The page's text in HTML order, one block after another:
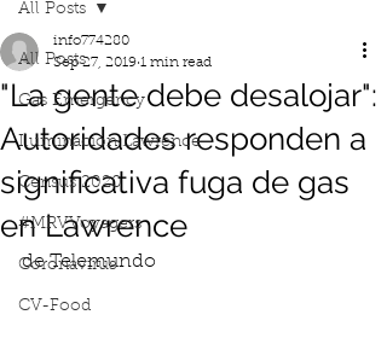
All Posts
Gas Emergency
Iluminacion Lawrence
Census 2020
#MRVVoyagers
Coronavirus
CV-Food
All Posts
"La gente debe desalojar":
Autoridades responden a
significativa fuga de gas
en Lawrence
info774280
Sep 27, 2019 1 min read
de Telemundo